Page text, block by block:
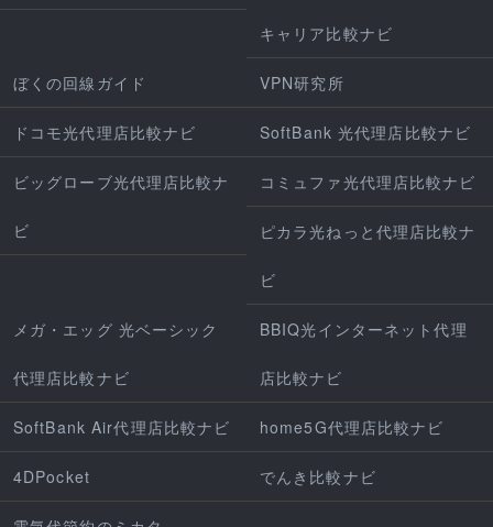
キャリア比較ナビ
ぼくの回線ガイド VPN研究所
ドコモ光代理店比較ナビ SoftBank 光代理店比較ナビ
ビッグローブ光代理店比較ナ
ビ
コミュファ光代理店比較ナビ
ピカラ光ねっと代理店比較ナ
ビ
メガ・エッグ 光ベーシック
代理店比較ナビ
BBIQ光インターネット代理
店比較ナビ
SoftBank Air代理店比較ナビ home5G代理店比較ナビ
4DPocket でんき比較ナビ